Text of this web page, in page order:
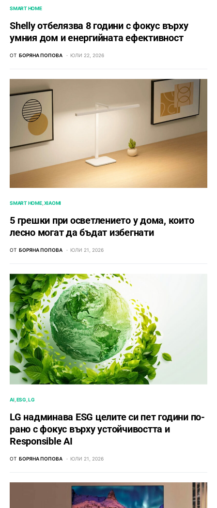
SMART HOME
Shelly отбелязва 8 години с фокус върху
умния дом и енергийната ефективност
ОТ БОРЯНА ПОПОВА ЮЛИ 22, 2026
SMART HOME XIAOMI
5 грешки при осветлението у дома, които
лесно могат да бъдат избегнати
ОТ БОРЯНА ПОПОВА ЮЛИ 21, 2026
AI ESG LG
LG надминава ESG целите си пет години по-
рано с фокус върху устойчивостта и
Responsible AI
ОТ БОРЯНА ПОПОВА ЮЛИ 21, 2026